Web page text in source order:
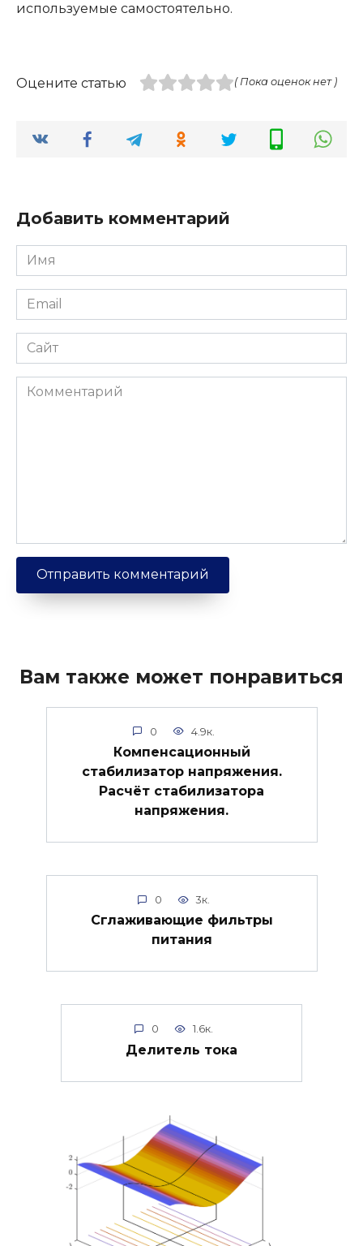
используемые самостоятельно.
Оцените статью ( Пока оценок нет )
Добавить комментарий
Имя
*
Email
*
Сайт
Комментарий
Вам также может понравиться
0 4.9к.
Компенсационный
стабилизатор напряжения.
Расчёт стабилизатора
напряжения.
0 3к.
Сглаживающие фильтры
питания
0 1.6к.
Делитель тока